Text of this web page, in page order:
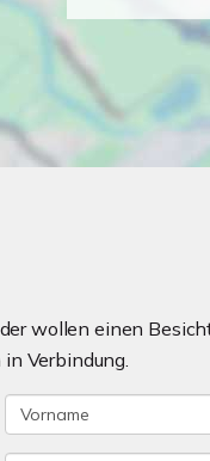
wollen einen
Verbindung.